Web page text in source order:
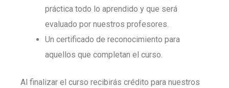
práctica todo lo aprendido y que será
evaluado por nuestros profesores.
Un certificado de reconocimiento para
aquellos que completan el curso.
Al finalizar el curso recibirás crédito para nuestros